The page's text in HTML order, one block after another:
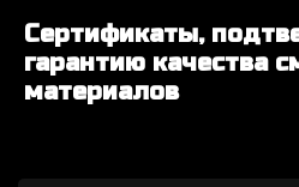
Сертификаты,
гарантию качества
материалов